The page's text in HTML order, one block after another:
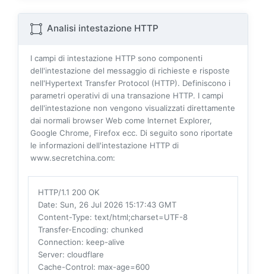
Analisi intestazione HTTP
I campi di intestazione HTTP sono componenti
dell'intestazione del messaggio di richieste e risposte
nell'Hypertext Transfer Protocol (HTTP). Definiscono i
parametri operativi di una transazione HTTP. I campi
dell'intestazione non vengono visualizzati direttamente
dai normali browser Web come Internet Explorer,
Google Chrome, Firefox ecc. Di seguito sono riportate
le informazioni dell'intestazione HTTP di
www.secretchina.com:
HTTP/1.1 200 OK
Date: Sun, 26 Jul 2026 15:17:43 GMT
Content-Type: text/html;charset=UTF-8
Transfer-Encoding: chunked
Connection: keep-alive
Server: cloudflare
Cache-Control: max-age=600